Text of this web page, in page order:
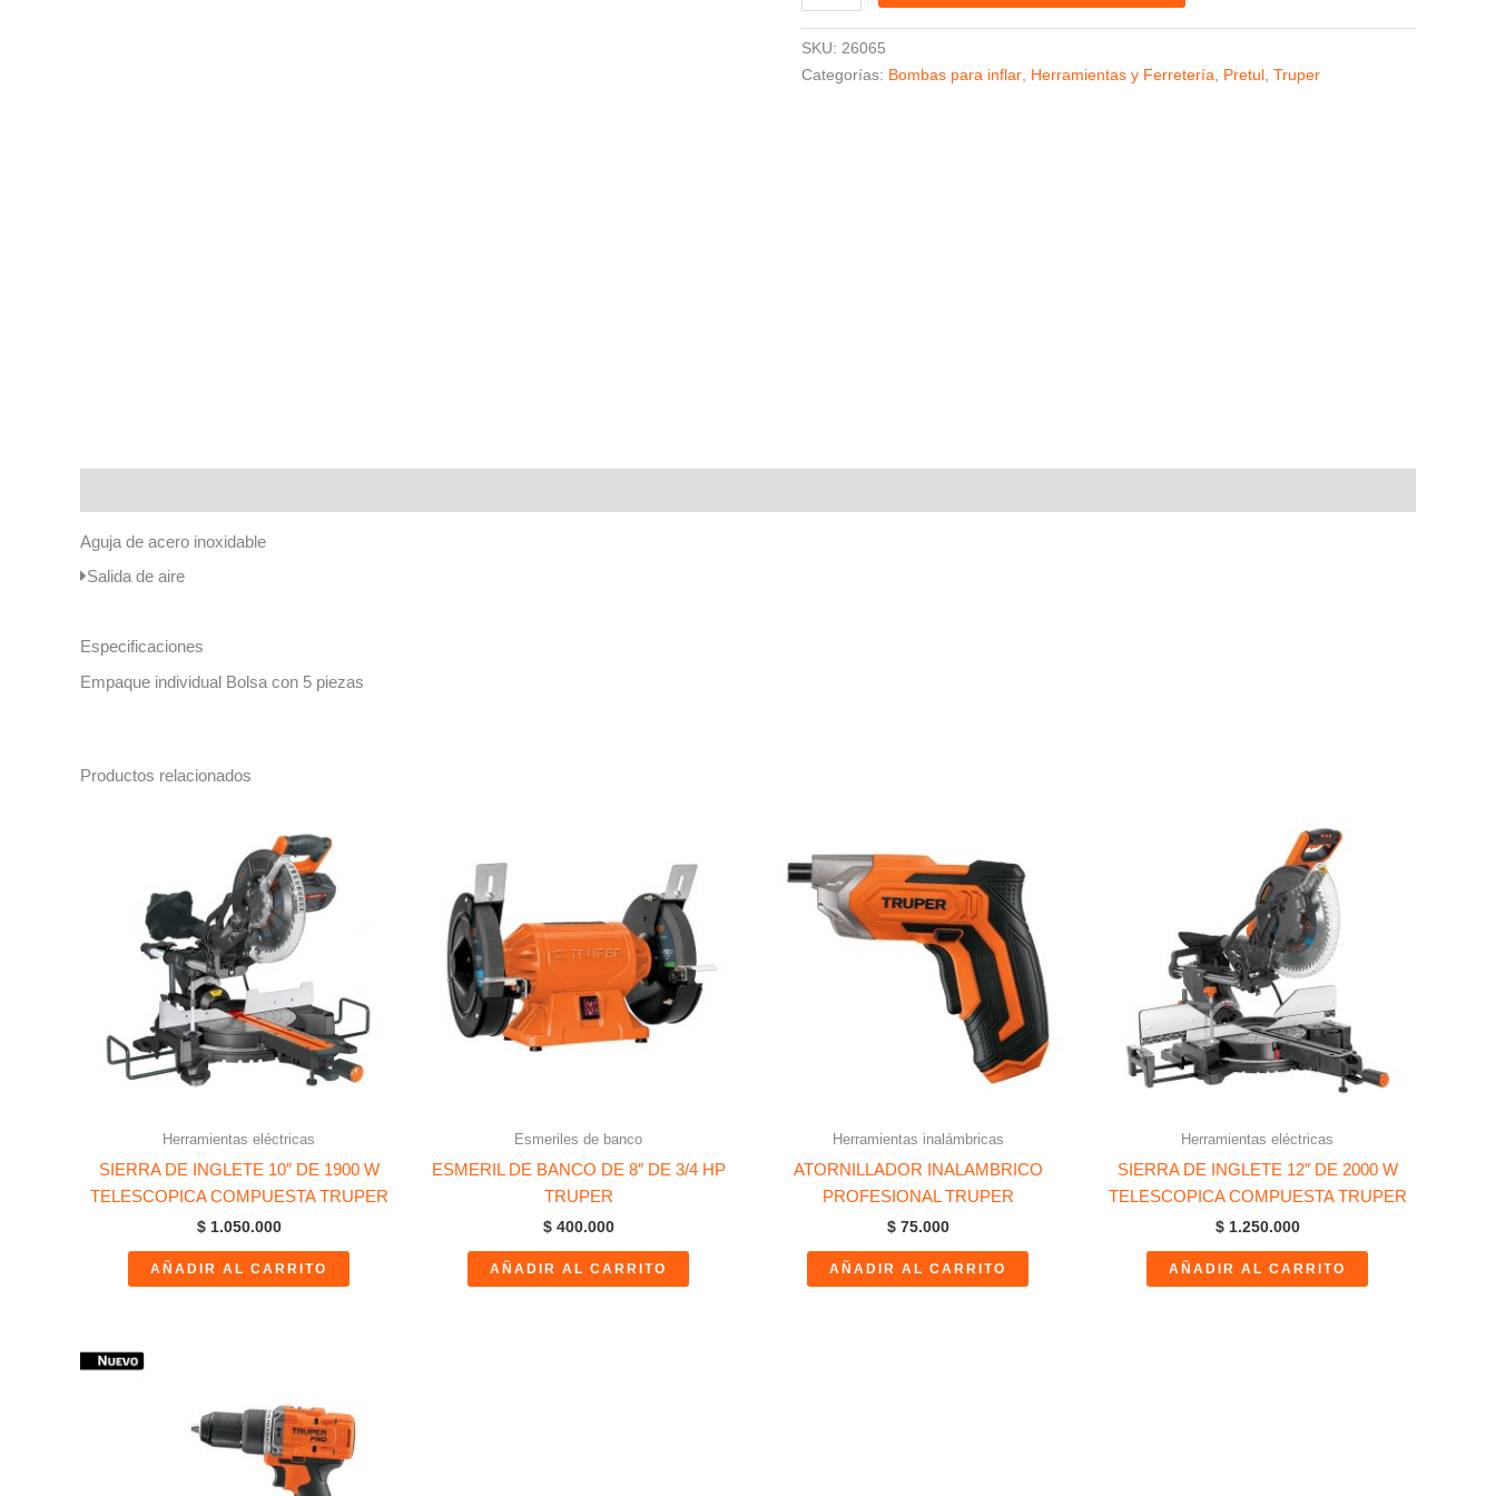
SKU: 26065
Categorías: Bombas para inflar, Herramientas y Ferretería, Pretul , Truper
Aguja de acero inoxidable
Salida de aire
Especificaciones
Empaque individual Bolsa con 5 piezas
Productos relacionados
Herramientas eléctricas
SIERRA DE INGLETE 10″ DE 1900 W
TELESCOPICA COMPUESTA TRUPER
$1.050.000
AÑADIR AL CARRITO
Esmeriles de banco
ESMERIL DE BANCO DE 8″ DE 3/4 HP
TRUPER
$400.000
AÑADIR AL CARRITO
Herramientas inalámbricas
ATORNILLADOR INALAMBRICO
PROFESIONAL TRUPER
$75.000
AÑADIR AL CARRITO
Herramientas eléctricas
SIERRA DE INGLETE 12″ DE 2000 W
TELESCOPICA COMPUESTA TRUPER
$1.250.000
AÑADIR AL CARRITO